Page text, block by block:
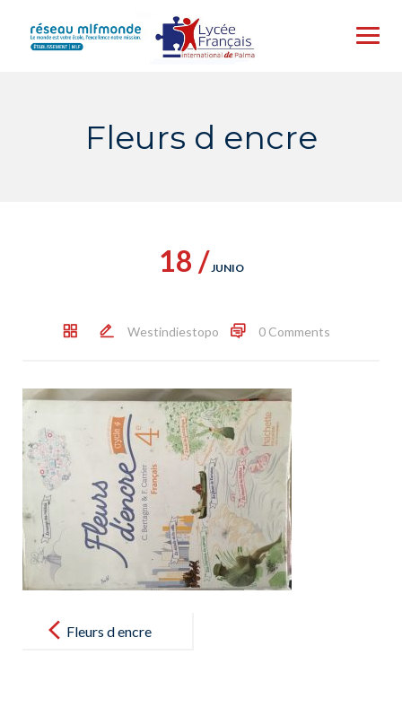
content
Fleurs d encre
18 /JUNIO
Westindiestopo 0 Comments
navigationFleurs d encre